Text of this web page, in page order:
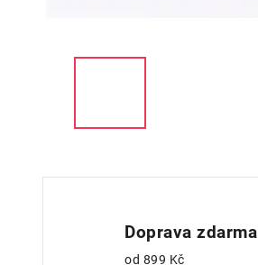
Doprava zdarma
od 899 Kč